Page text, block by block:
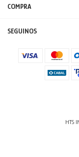
COMPRA
SEGUINOS
HTS